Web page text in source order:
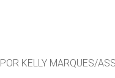
POR KELLY MARQUES/